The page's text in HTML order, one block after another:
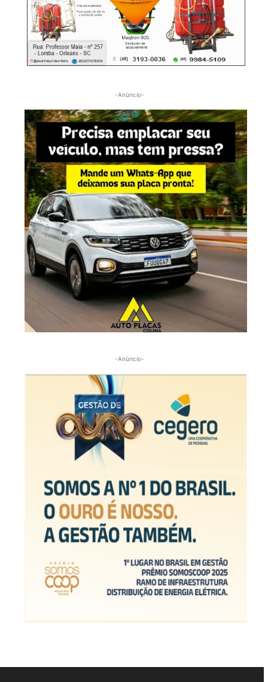
-Anúncio-
-Anúncio-